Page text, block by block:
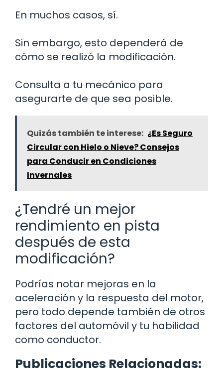
En muchos casos, sí.
Sin embargo, esto dependerá de
cómo se realizó la modificación.
Consulta a tu mecánico para
asegurarte de que sea posible.
Quizás también te interese: ¿Es Seguro
Circular con Hielo o Nieve? Consejos
para Conducir en Condiciones
Invernales
¿Tendré un mejor
rendimiento en pista
después de esta
modificación?
Podrías notar mejoras en la
aceleración y la respuesta del motor,
pero todo depende también de otros
factores del automóvil y tu habilidad
como conductor.
Publicaciones Relacionadas: